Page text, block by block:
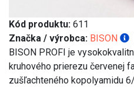
Kód produktu: 611
Značka / výrobca: BISON
BISON PROFI je
kruhového prierezu červenej
zušľachteného kopolyamidu